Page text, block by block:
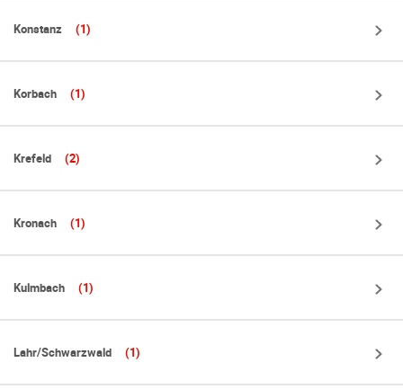
Konstanz (1)
Korbach (1)
Krefeld (2)
Kronach (1)
Kulmbach (1)
Lahr/Schwarzwald (1)